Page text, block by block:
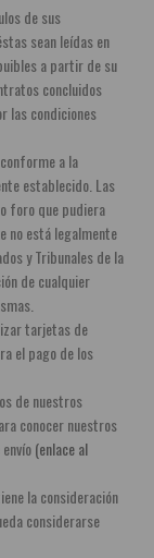
de sus
sean leídas en
a partir de su
concluidos
las condiciones
a la
establecido. Las
foro que pudiera
no está legalmente
y Tribunales de la
de cualquier
tarjetas de
el pago de los
de nuestros
conocer nuestros
(enlace al
la consideración
considerarse